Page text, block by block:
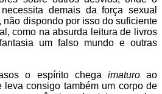
demais da força sexual
não dispondo por isso do suficiente
como na absurda leitura de livros
um falso mundo e outras
o espírito chega imaturoao
leva consigo também um corpo de